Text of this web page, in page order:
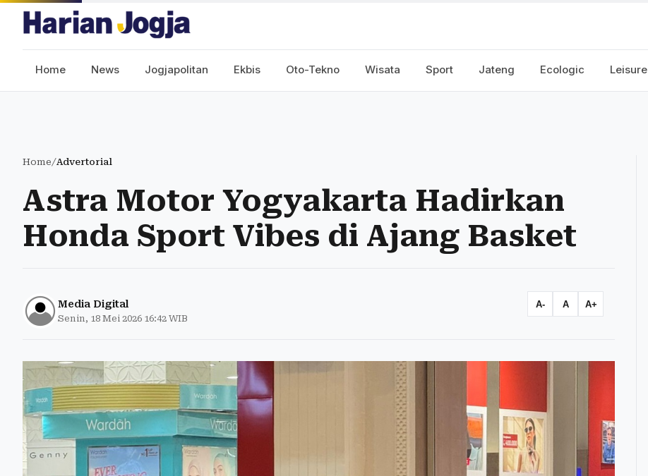
Home News Jogjapolitan Ekbis Oto-Tekno Wisata Sport Jateng Ecologic Leisure
Home/Advertorial
Astra Motor Yogyakarta Hadirkan
Honda Sport Vibes di Ajang Basket
Media Digital
Senin, 18 Mei 2026 16:42 WIB
A- A A+